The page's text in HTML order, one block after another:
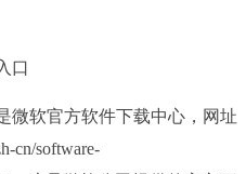
口
微软官方软件下载中心，网址
cn/software-